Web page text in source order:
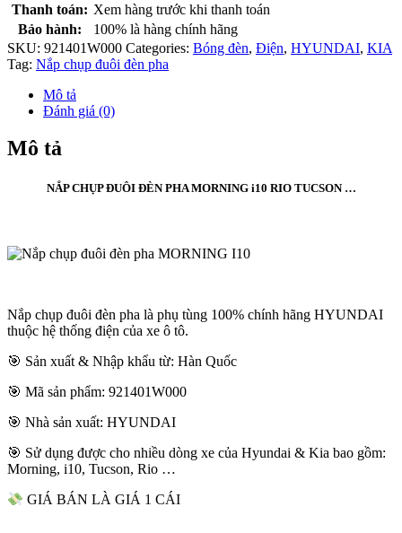
Thanh toán: Xem hàng trước khi thanh toán
Bảo hành:
100% là hàng chính hãng
SKU: 921401W000 Categories: Bóng đèn, Điện, HYUNDAI, KIA
Tag: Nắp chụp đuôi đèn pha
Mô tả
Đánh giá (0)
Mô tả
NẮP CHỤP ĐUÔI ĐÈN PHA MORNING i10 RIO TUCSON …
Nắp chụp đuôi đèn pha là phụ tùng 100% chính hãng HYUNDAI
thuộc hệ thống điện của xe ô tô.
🎯 Sản xuất & Nhập khẩu từ: Hàn Quốc
🎯 Mã sản phẩm: 921401W000
🎯 Nhà sản xuất: HYUNDAI
🎯 Sử dụng được cho nhiều dòng xe của Hyundai & Kia bao gồm:
Morning, i10, Tucson, Rio …
GIÁ BÁN LÀ GIÁ 1 CÁI